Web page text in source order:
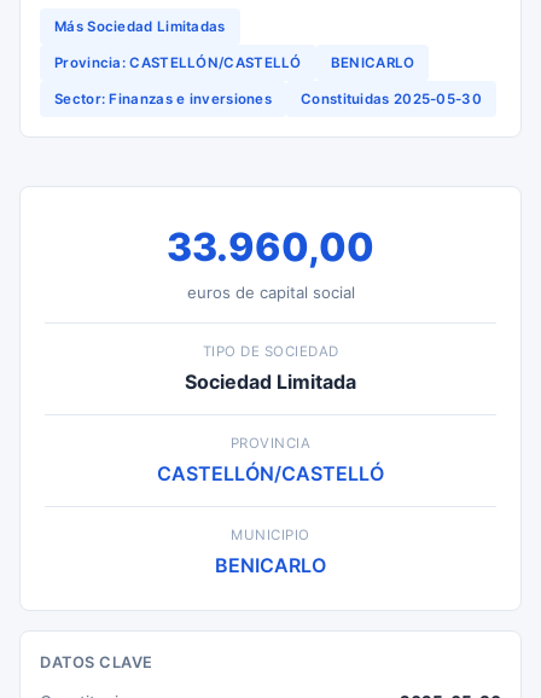
Más Sociedad Limitadas
Provincia: CASTELLÓN/CASTELLÓ BENICARLO
Sector: Finanzas e inversiones Constituidas 2025-05-30
33.960,00
euros de capital social
TIPO DE SOCIEDAD
Sociedad Limitada
PROVINCIA
CASTELLÓN/CASTELLÓ
MUNICIPIO
BENICARLO
DATOS CLAVE